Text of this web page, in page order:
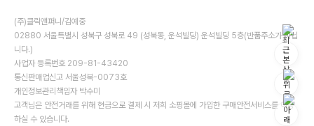
(주)클릭앤퍼니/김예중
02880 서울특별시 성북구 성북로 49 (성북동, 운석빌딩) 운석빌딩 5층(반품주소가 아닙
니다.)
사업자 등록번호 209-81-43420
통신판매업신고 서울성북-0073호
개인정보관리책임자 박수미
고객님은 안전거래를 위해 현금으로 결제 시 저희 소핑몰에 가입한 구매안전서비스를 이용
하실 수 있습니다.